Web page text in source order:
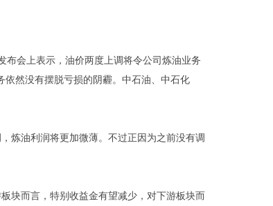
会上表示，油价两度上调将令公司炼油业务
依然没有摆脱亏损的阴霾。中石油、中石化
油利润将更加微薄。不过正因为之前没有调
而言，特别收益金有望减少，对下游板块而